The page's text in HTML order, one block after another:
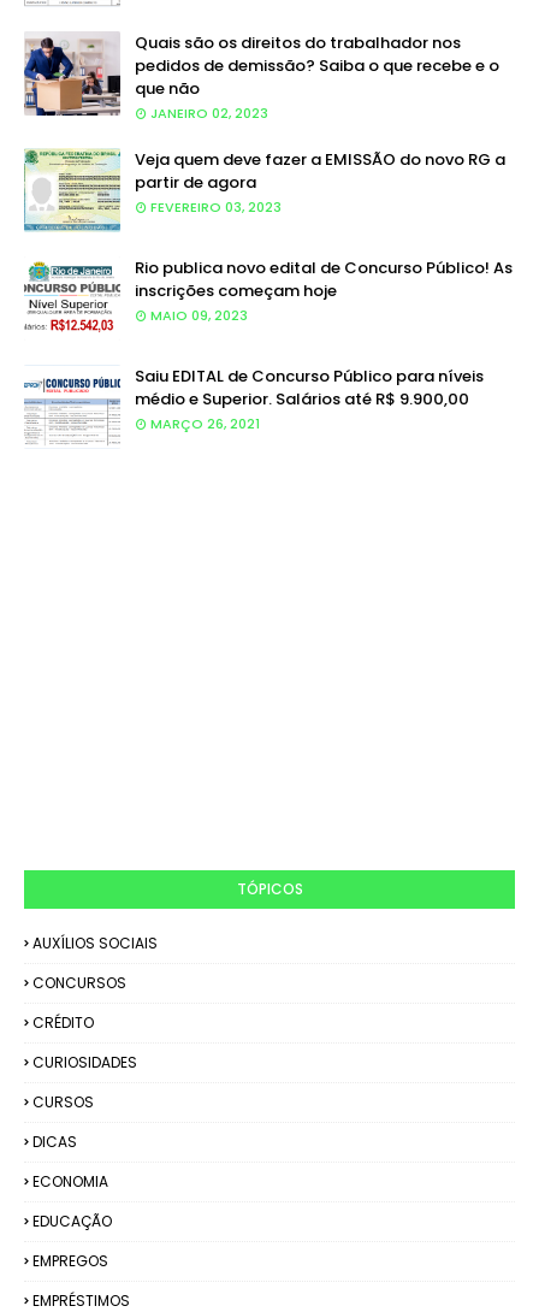
Quais são os direitos do trabalhador nos
pedidos de demissão? Saiba o que recebe e o
que não
JANEIRO 02, 2023
Veja quem deve fazer a EMISSÃO do novo RG a
partir de agora
FEVEREIRO 03, 2023
Rio publica novo edital de Concurso Público! As
inscrições começam hoje
MAIO 09, 2023
Saiu EDITAL de Concurso Público para níveis
médio e Superior. Salários até R$ 9.900,00
MARÇO 26, 2021
TÓPICOS
AUXÍLIOS SOCIAIS
CONCURSOS
CRÉDITO
CURIOSIDADES
CURSOS
DICAS
ECONOMIA
EDUCAÇÃO
EMPREGOS
EMPRÉSTIMOS